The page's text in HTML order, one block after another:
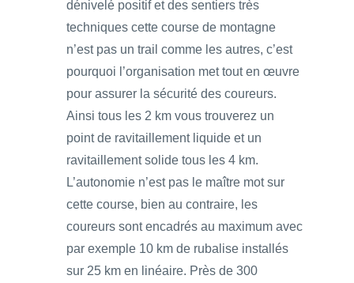
dénivelé positif et des sentiers très
techniques cette course de montagne
n’est pas un trail comme les autres, c’est
pourquoi l’organisation met tout en œuvre
pour assurer la sécurité des coureurs.
Ainsi tous les 2 km vous trouverez un
point de ravitaillement liquide et un
ravitaillement solide tous les 4 km.
L’autonomie n’est pas le maître mot sur
cette course, bien au contraire, les
coureurs sont encadrés au maximum avec
par exemple 10 km de rubalise installés
sur 25 km en linéaire. Près de 300